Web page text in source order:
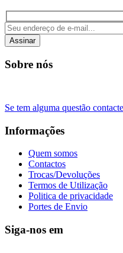
Assinar
Sobre nós
Se tem alguma questão
Informações
Quem somos
Contactos
Trocas/Devoluções
Termos de Utilização
Politica de privacidade
Portes de Envio
Siga-nos em